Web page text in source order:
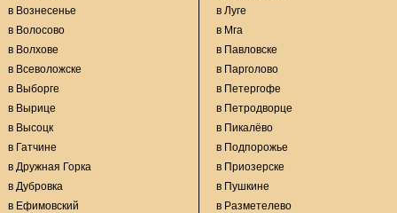
в Вознесенье
в Волосово
в Волхове
в Всеволожске
в Выборге
в Вырице
в Высоцк
в Гатчине
в Дружная Горка
в Дубровка
в Ефимовский
в Луге
в Мга
в Павловске
в Парголово
в Петергофе
в Петродворце
в Пикалёво
в Подпорожье
в Приозерске
в Пушкине
в Разметелево